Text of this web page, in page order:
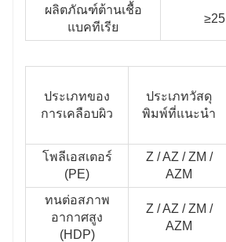
ผลิตภัณฑ์ต้านเชื้อ
แบคทีเรีย
≥25
ประเภทของ
การเคลือบผิว
ประเภทวัสดุ
พิมพ์ที่แนะนํา
โพลีเอสเตอร์
(PE)
Z / AZ / ZM /
AZM
ทนต่อสภาพ
อากาศสูง
(HDP)
Z / AZ / ZM /
AZM